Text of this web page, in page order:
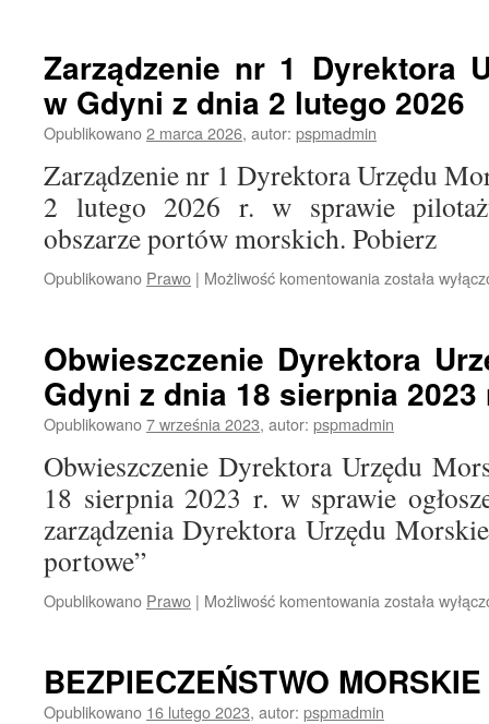
w
sprawie
pilotażu
morskiego
Zarządzenie nr 1 Dyrektora
w Gdyni z dnia 2 lutego 2026
Opublikowano2 marca 2026, autor: pspmadmin
Zarządzenie nr 1 Dyrektora Urzędu
2 lutego 2026 r. w sprawie
obszarze portów morskich. Pobierz
Opublikowano Prawo | Możliwość komentowania Zarządzenie
Dyrektora
Urzędu
Morskiego
w
Gdyni
dnia
2
lutego
2026
została
Obwieszczenie Dyrektora
Gdyni z dnia 18 sierpnia 2023
Opublikowano7 września 2023, autor: pspmadmin
Obwieszczenie Dyrektora Urzędu
18 sierpnia 2023 r. w sprawie
zarządzenia Dyrektora Urzędu
portowe”
Opublikowano Prawo | Możliwość komentowania Obwieszczenie
Morskiego
w
została
BEZPIECZEŃSTWO MORSKIE
Opublikowano 16 lutego 2023, autor: pspmadmin